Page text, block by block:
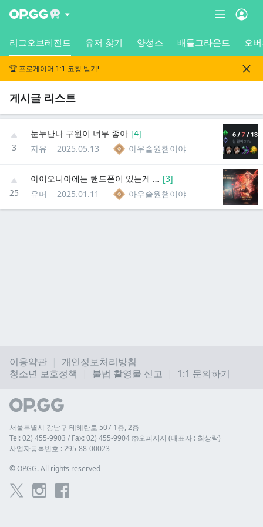
리그오브레전드 유저 찾기 양성소 배틀그라운드 오
🏆 프로게이머 1:1 코칭 받기!
게시글 리스트
3
눈누난나 구원이 너무 좋아 [4]
자유
2025.05.13 아우솔원챔이야
25
아이오니아에는 핸드폰이 있는게 아닐까 [3]
유머
2025.01.11 아우솔원챔이야
이용약관
개인정보처리방침
청소년 보호정책
불법 촬영물 신고 1:1 문의하기
서울특별시 강남구 테헤란로 507 1층, 2층
Tel: 02) 455-9903 / Fax: 02) 455-9904 ㈜오피지지 (대표자 : 최상락)
사업자등록번호 : 295-88-00023
© OP.GG. All rights reserved